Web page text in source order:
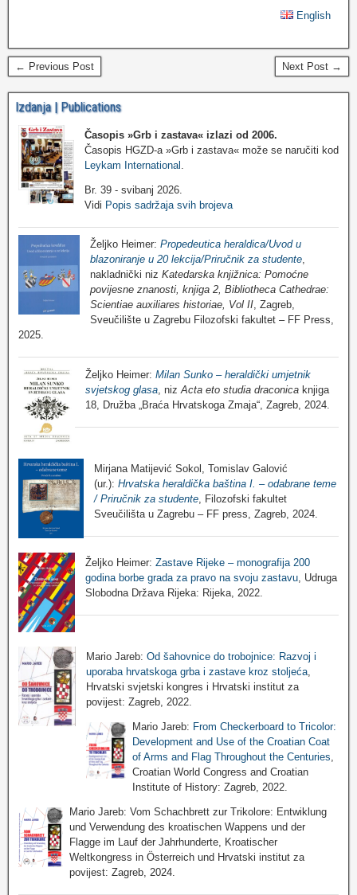
English
← Previous Post Next Post →
Izdanja | Publications
Časopis »Grb i zastava« izlazi od 2006.
Časopis HGZD-a »Grb i zastava« može se naručiti kod
Leykam International
Br. 39 - svibanj 2026.
Vidi Popis sadržaja svih brojeva
Željko Heimer: Propedeutica heraldica/Uvod u
blazoniranje u 20 lekcija/Priručnik za studente,
nakladnički niz Katedarska knjižnica: Pomoćne
povijesne znanosti, knjiga 2, Bibliotheca Cathedrae:
Scientiae auxiliares historiae, Vol II, Zagreb,
Sveučilište u Zagrebu Filozofski fakultet – FF Press,
2025.
Željko Heimer: Milan Sunko – heraldički umjetnik
svjetskog glasa , niz Acta eto studia draconica knjiga
18, Družba „Braća Hrvatskoga Zmaja“, Zagreb, 2024.
Mirjana Matijević Sokol, Tomislav Galović
(ur.): Hrvatska heraldička baština I. – odabrane teme
/ Priručnik za studente, Filozofski fakultet
Sveučilišta u Zagrebu – FF press, Zagreb, 2024.
Željko Heimer: Zastave Rijeke – monografija 200
godina borbe grada za pravo na svoju zastavu, Udruga
Slobodna Država Rijeka: Rijeka, 2022.
Mario Jareb: Od šahovnice do trobojnice: Razvoj i
uporaba hrvatskoga grba i zastave kroz stoljeća,
Hrvatski svjetski kongres i Hrvatski institut za
povijest: Zagreb, 2022.
Mario Jareb: From Checkerboard to Tricolor:
Development and Use of the Croatian Coat
of Arms and Flag Throughout the Centuries
Croatian World Congress and Croatian
Institute of History: Zagreb, 2022.
Mario Jareb: Vom Schachbrett zur Trikolore: Entwiklung
und Verwendung des kroatischen Wappens und der
Flagge im Lauf der Jahrhunderte, Kroatischer
Weltkongress in Österreich und Hrvatski institut za
povijest: Zagreb, 2024.